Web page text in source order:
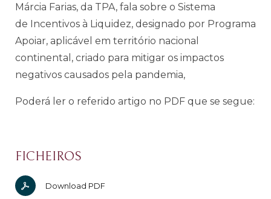
Márcia Farias, da TPA, fala sobre o Sistema
de Incentivos à Liquidez, designado por Programa
Apoiar, aplicável em território nacional
continental, criado para mitigar os impactos
negativos causados pela pandemia,
Poderá ler o referido artigo no PDF que se segue:
FICHEIROS
Download PDF